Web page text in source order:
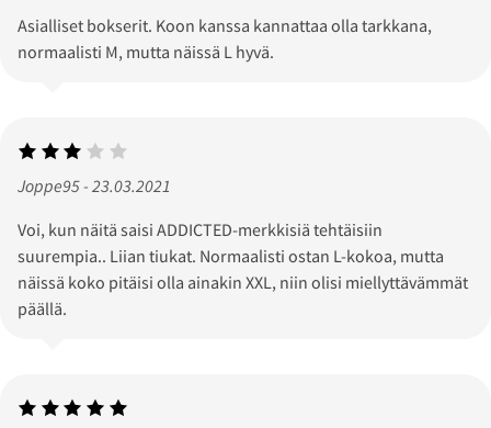
Asialliset bokserit. Koon kanssa kannattaa olla tarkkana,
normaalisti M, mutta näissä L hyvä.
Joppe95 - 23.03.2021
Voi, kun näitä saisi ADDICTED-merkkisiä tehtäisiin
suurempia.. Liian tiukat. Normaalisti ostan L-kokoa, mutta
näissä koko pitäisi olla ainakin XXL, niin olisi miellyttävämmät
päällä.